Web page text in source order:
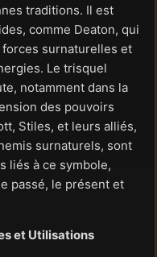
traditions. Il est
comme Deaton, qui
surnaturelles et
Le trisquel
notamment dans la
des pouvoirs
Stiles, et leurs alliés,
surnaturels, sont
liés à ce symbole,
passé, le présent et
et Utilisations